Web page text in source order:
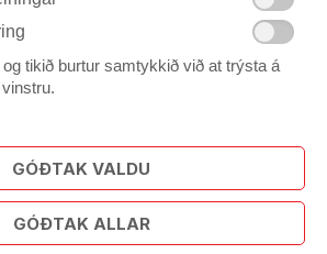
tikið burtur samtykkið við at trýsta á
GÓÐTAK VALDU
GÓÐTAK ALLAR